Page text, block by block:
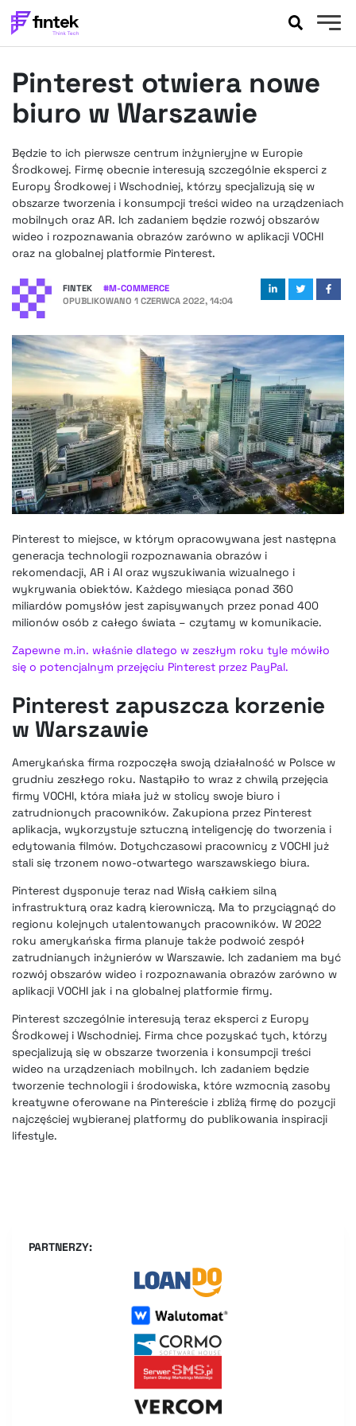
BANKOWOŚĆ
EVENTY
FELIETONY
WYWIADY
LEGAL
PODCASTY
FINTEKEXTRA
OKIEM EKSPERTA
Pinterest otwiera nowe
biuro w Warszawie
Będzie to ich pierwsze centrum inżynieryjne w Europie
Środkowej. Firmę obecnie interesują szczególnie eksperci z
Europy Środkowej i Wschodniej, którzy specjalizują się w
obszarze tworzenia i konsumpcji treści wideo na urządzeniach
mobilnych oraz AR. Ich zadaniem będzie rozwój obszarów
wideo i rozpoznawania obrazów zarówno w aplikacji VOCHI
oraz na globalnej platformie Pinterest.
FINTEK #M-COMMERCE
OPUBLIKOWANO 1 CZERWCA 2022, 14:04
Pinterest to miejsce, w którym opracowywana jest następna
generacja technologii rozpoznawania obrazów i
rekomendacji, AR i AI oraz wyszukiwania wizualnego i
wykrywania obiektów. Każdego miesiąca ponad 360
miliardów pomysłów jest zapisywanych przez ponad 400
milionów osób z całego świata – czytamy w komunikacie.
Zapewne m.in. właśnie dlatego w zeszłym roku tyle mówiło
się o potencjalnym przejęciu Pinterest przez PayPal.
Pinterest zapuszcza korzenie
w Warszawie
Amerykańska firma rozpoczęła swoją działalność w Polsce w
grudniu zeszłego roku. Nastąpiło to wraz z chwilą przejęcia
firmy VOCHI, która miała już w stolicy swoje biuro i
zatrudnionych pracowników. Zakupiona przez Pinterest
aplikacja, wykorzystuje sztuczną inteligencję do tworzenia i
edytowania filmów. Dotychczasowi pracownicy z VOCHI już
stali się trzonem nowo-otwartego warszawskiego biura.
Pinterest dysponuje teraz nad Wisłą całkiem silną
infrastrukturą oraz kadrą kierowniczą. Ma to przyciągnąć do
regionu kolejnych utalentowanych pracowników. W 2022
roku amerykańska firma planuje także podwoić zespół
zatrudnianych inżynierów w Warszawie. Ich zadaniem ma być
rozwój obszarów wideo i rozpoznawania obrazów zarówno w
aplikacji VOCHI jak i na globalnej platformie firmy.
Pinterest szczególnie interesują teraz eksperci z Europy
Środkowej i Wschodniej. Firma chce pozyskać tych, którzy
specjalizują się w obszarze tworzenia i konsumpcji treści
wideo na urządzeniach mobilnych. Ich zadaniem będzie
tworzenie technologii i środowiska, które wzmocnią zasoby
kreatywne oferowane na Pintereście i zbliżą firmę do pozycji
najczęściej wybieranej platformy do publikowania inspiracji
lifestyle.
PARTNERZY: